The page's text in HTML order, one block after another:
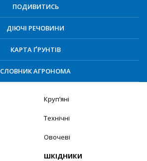
ПОДИВИТИСЬ
ДІЮЧІ РЕЧОВИНИ
КАРТА ҐРУНТІВ
СЛОВНИК АГРОНОМА
Круп’яні
Технічні
Овочеві
ШКІДНИКИ